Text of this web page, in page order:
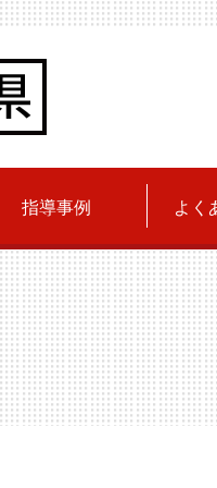
指導事例 よく